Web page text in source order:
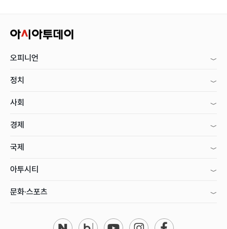
오피니언
정치
사회
경제
국제
아투시티
문화·스포츠